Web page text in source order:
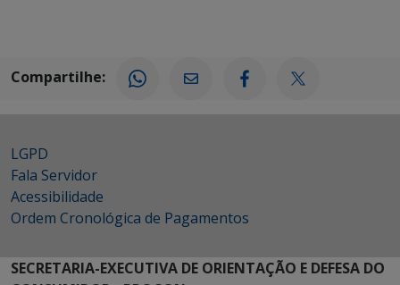
Compartilhe:
LGPD
Fala Servidor
Acessibilidade
Ordem Cronológica de Pagamentos
SECRETARIA-EXECUTIVA DE ORIENTAÇÃO E DEFESA DO